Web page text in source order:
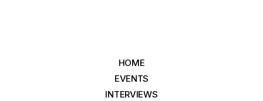
HOME
EVENTS
INTERVIEWS